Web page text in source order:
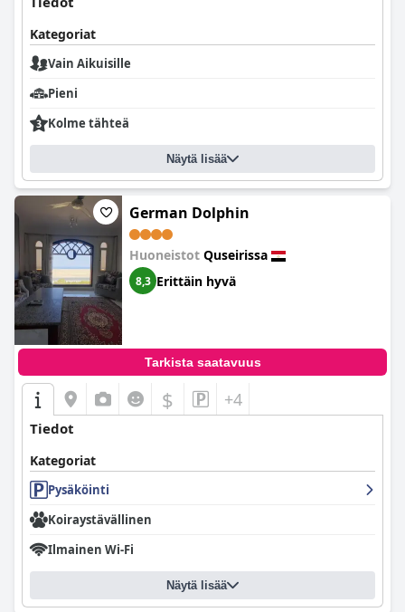
Kategoriat
Vain Aikuisille
Pieni
Kolme tähteä
Näytä lisää
German Dolphin
Huoneistot Quseirissa
8,3 Erittäin hyvä
Tarkista saatavuus
$ +4
Tiedot
Kategoriat
Pysäköinti
Koiraystävällinen
Ilmainen Wi-Fi
Näytä lisää